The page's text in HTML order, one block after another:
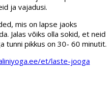
ja vajadusi.
mis on lapse jaoks
Jalas võiks olla sokid, et neid
tunni pikkus on 30- 60 minutit.
et/laste-jooga